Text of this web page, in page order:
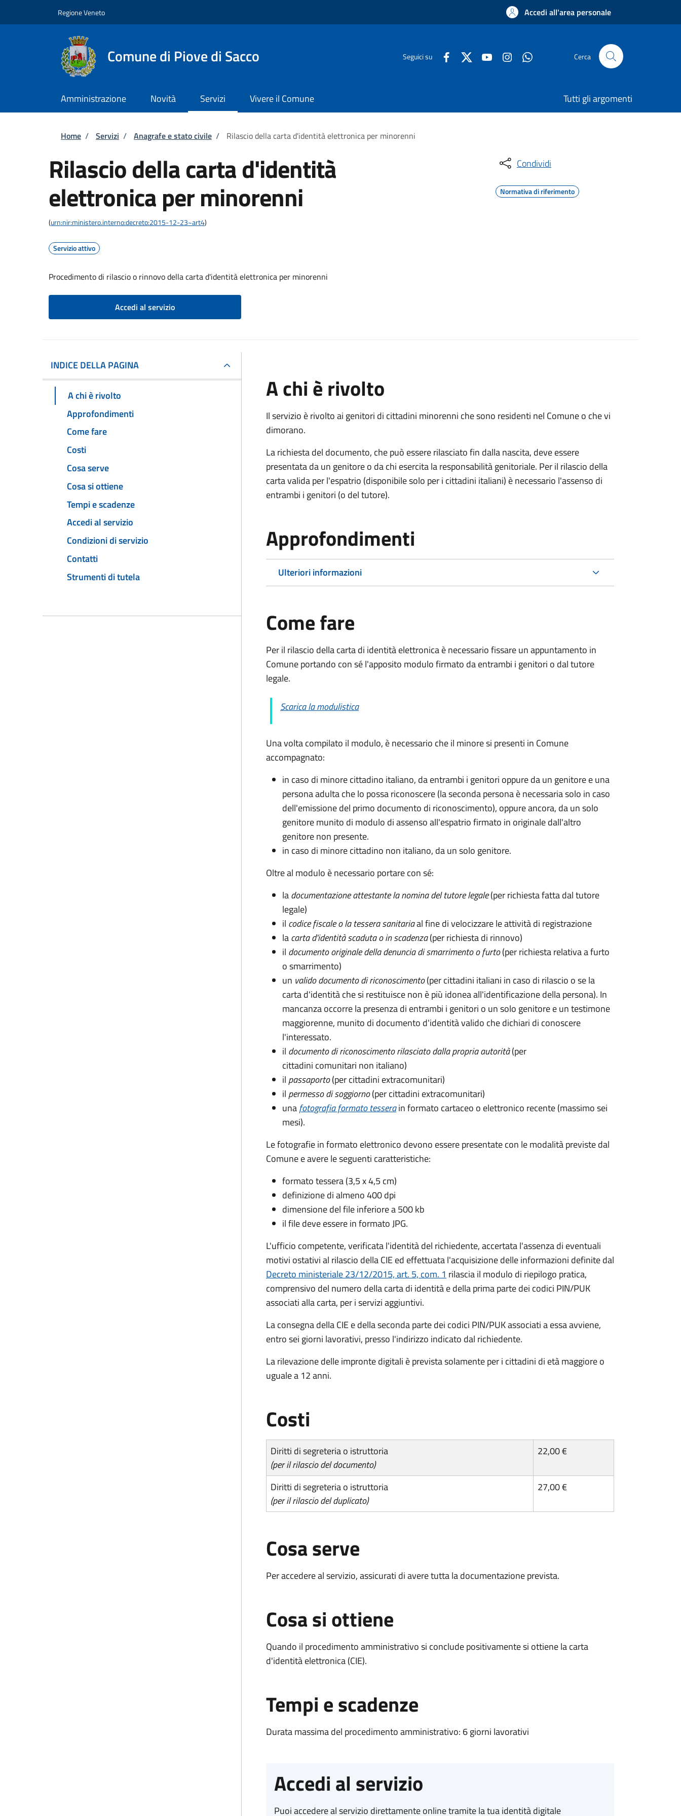
Regione Veneto Accedi all'area personale
Comune di Piove di Sacco Seguici su Cerca
Amministrazione Novità Servizi Vivere il Comune Tutti gli argomenti
Briciole di pane
Home / Servizi / Anagrafe e stato civile / Rilascio della carta d'identità elettronica per minorenni
Rilascio della carta d'identità
elettronica per minorenni
(urn:nir:ministero.interno:decreto:2015-12-23~art4)
Servizio attivo
Procedimento di rilascio o rinnovo della carta d'identità elettronica per minorenni
Accedi al servizio
Condividi
Normativa di riferimento
INDICE DELLA PAGINA
A chi è rivolto
Approfondimenti
Come fare
Costi
Cosa serve
Cosa si ottiene
Tempi e scadenze
Accedi al servizio
Condizioni di servizio
Contatti
Strumenti di tutela
A chi è rivolto
Il servizio è rivolto ai genitori di cittadini minorenni che sono residenti nel Comune o che vi
dimorano.
La richiesta del documento, che può essere rilasciato fin dalla nascita, deve essere
presentata da un genitore o da chi esercita la responsabilità genitoriale. Per il rilascio della
carta valida per l'espatrio (disponibile solo per i cittadini italiani) è necessario l'assenso di
entrambi i genitori (o del tutore).
Approfondimenti
Ulteriori informazioni
Come fare
Per il rilascio della carta di identità elettronica è necessario fissare un appuntamento in
Comune portando con sé l'apposito modulo firmato da entrambi i genitori o dal tutore
legale.
Scarica la modulistica
Una volta compilato il modulo, è necessario che il minore si presenti in Comune
accompagnato:
in caso di minore cittadino italiano, da entrambi i genitori oppure da un genitore e una
persona adulta che lo possa riconoscere (la seconda persona è necessaria solo in caso
dell'emissione del primo documento di riconoscimento), oppure ancora, da un solo
genitore munito di modulo di assenso all'espatrio firmato in originale dall'altro
genitore non presente.
in caso di minore cittadino non italiano, da un solo genitore.
Oltre al modulo è necessario portare con sé:
ladocumentazioneattestante la nomina del tutore legale(per richiesta fatta dal tutore
legale)
il codice fiscale o la tessera sanitariaal fine di velocizzare le attività di registrazione
lacarta d'identità scaduta o in scadenza(per richiesta di rinnovo)
il documento originale della denuncia di smarrimento o furto(per richiesta relativa a furto
o smarrimento)
un valido documento di riconoscimento(per cittadini italiani in caso di rilascio o se la
carta d'identità che si restituisce non è più idonea all'identificazione della persona). In
mancanza occorre la presenza di entrambi i genitori o un solo genitore e un testimone
maggiorenne, munito di documento d'identità valido che dichiari di conoscere
l'interessato.
il documento di riconoscimento rilasciato dalla propria autorità(per
cittadini comunitari non italiano)
il passaporto(per cittadini extracomunitari)
il permesso di soggiorno(per cittadini extracomunitari)
unafotografia formato tesserain formato cartaceo o elettronico recente (massimo sei
mesi).
Le fotografie in formato elettronico devono essere presentate con le modalità previste dal
Comune e avere le seguenti caratteristiche:
formato tessera (3,5 x 4,5 cm)
definizione di almeno 400 dpi
dimensione del file inferiore a 500 kb
il file deve essere in formato JPG.
L'ufficio competente, verificata l'identità del richiedente, accertata l'assenza di eventuali
motivi ostativi al rilascio della CIE ed effettuata l'acquisizione delle informazioni definite dal
Decreto ministeriale 23/12/2015, art. 5, com. 1 rilascia il modulo di riepilogo pratica,
comprensivo del numero della carta di identità e della prima parte dei codici PIN/PUK
associati alla carta, per i servizi aggiuntivi.
La consegna della CIE e della seconda parte dei codici PIN/PUK associati a essa avviene,
entro sei giorni lavorativi, presso l'indirizzo indicato dal richiedente.
La rilevazione delle impronte digitali è prevista solamente per i cittadini di età maggiore o
uguale a 12 anni.
Costi
Diritti di segreteria o istruttoria
(per il rilascio del documento)
22,00 €
Diritti di segreteria o istruttoria
(per il rilascio del duplicato)
27,00 €
Cosa serve
Per accedere al servizio, assicurati di avere tutta la documentazione prevista.
Cosa si ottiene
Quando il procedimento amministrativo si conclude positivamente si ottiene la carta
d'identità elettronica (CIE).
Tempi e scadenze
Durata massima del procedimento amministrativo: 6 giorni lavorativi
Accedi al servizio
Puoi accedere al servizio direttamente online tramite la tua identità digitale